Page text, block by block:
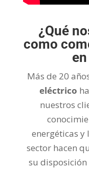
¿Qué
como
Más de 20
eléctrico
nuestros
energéticas y
sector hacen
su